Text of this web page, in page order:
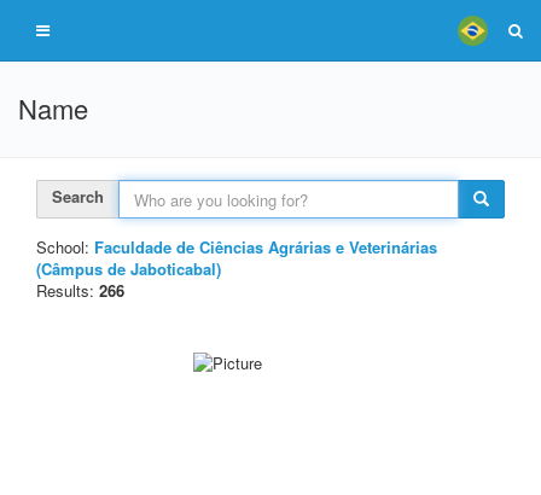
Name
Search
School: Faculdade de Ciências Agrárias e Veterinárias
(Câmpus de Jaboticabal)
Results: 266